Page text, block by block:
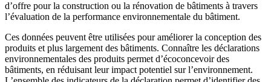
d’offre pour la construction ou la rénovation de bâtiments à travers
l’évaluation de la performance environnementale du bâtiment.
Ces données peuvent être utilisées pour améliorer la conception des
produits et plus largement des bâtiments. Connaître les déclarations
environnementales des produits permet d’écoconcevoir des
bâtiments, en réduisant leur impact potentiel sur l’environnement.